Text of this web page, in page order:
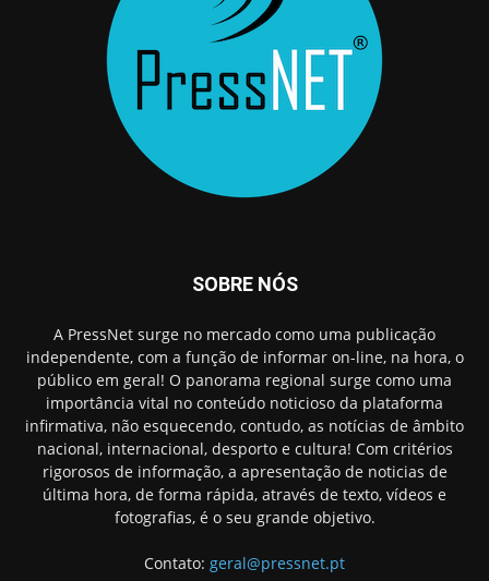
SOBRE NÓS
A PressNet surge no mercado como uma publicação
independente, com a função de informar on-line, na hora, o
público em geral! O panorama regional surge como uma
importância vital no conteúdo noticioso da plataforma
infirmativa, não esquecendo, contudo, as notícias de âmbito
nacional, internacional, desporto e cultura! Com critérios
rigorosos de informação, a apresentação de noticias de
última hora, de forma rápida, através de texto, vídeos e
fotografias, é o seu grande objetivo.
Contato: geral@pressnet.pt